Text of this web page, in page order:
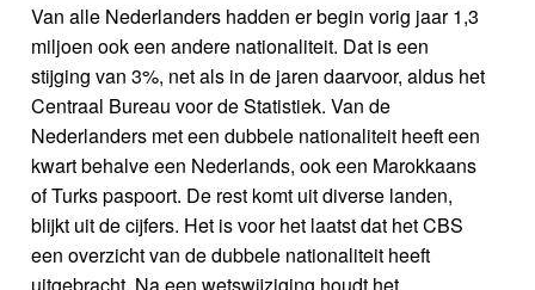
Van alle Nederlanders hadden er begin vorig jaar 1,3
miljoen ook een andere nationaliteit. Dat is een
stijging van 3%, net als in de jaren daarvoor, aldus het
Centraal Bureau voor de Statistiek. Van de
Nederlanders met een dubbele nationaliteit heeft een
kwart behalve een Nederlands, ook een Marokkaans
of Turks paspoort. De rest komt uit diverse landen,
blijkt uit de cijfers. Het is voor het laatst dat het CBS
een overzicht van de dubbele nationaliteit heeft
uitgebracht. Na een wetswijziging houdt het